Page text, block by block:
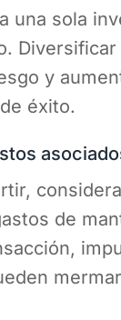
una sola
Diversificar
y
éxito.
de